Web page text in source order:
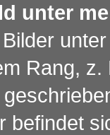
unter
Rang,
befindet